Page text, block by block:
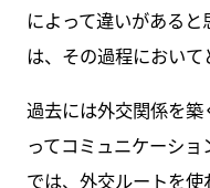
によって違いがある
は、その過程におい
過去には外交関係を
ってコミュニケーシ
では、外交ルートを